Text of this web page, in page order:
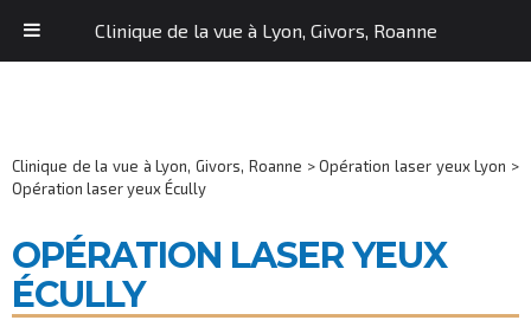
Clinique de la vue à Lyon, Givors, Roanne >Opération laser yeux Lyon >
Opération laser yeux Écully
OPÉRATION LASER YEUX
ÉCULLY
Clinique de la vue à Lyon, Givors, Roanne